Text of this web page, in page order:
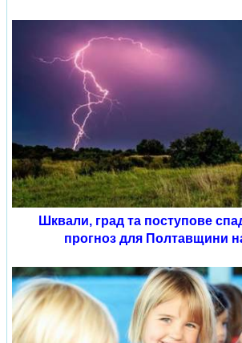
Шквали, град та поступове
прогноз для Полтавщини